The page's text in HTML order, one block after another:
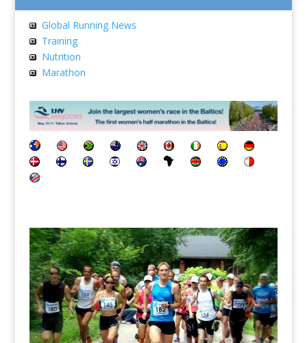
Global Running News
Training
Nutrition
Marathon